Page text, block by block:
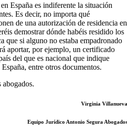
España es indiferente la situación
Es decir, no importa qué
de una autorización de residencia en
demostrar dónde habéis residido los
que si alguno no estaba empadronado
aportar, por ejemplo, un certificado
del que es nacional que indique
entre otros documentos.
Virginia Villanueva
Equipo Jurídico Antonio Segura Abogados